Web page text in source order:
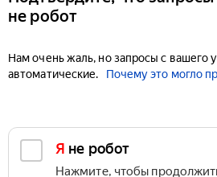
не робот
Нам очень жаль, но запросы с вашего
автоматические.
Почему это могло
Я не робот
Нажмите, чтобы